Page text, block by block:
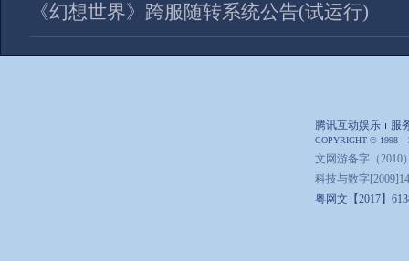
《幻想世界》跨服随转系统公告(试运行)
腾讯互动娱乐 服
COPYRIGHT © 1998 –
文网游备字（2010
科技与数字
粤网文【2017】